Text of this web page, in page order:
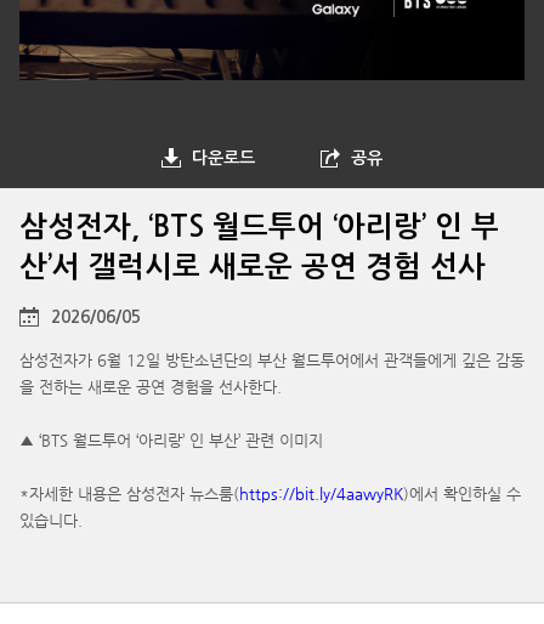
다운로드 공유
삼성전자, ‘BTS 월드투어 ‘아리랑’ 인 부
산’서 갤럭시로 새로운 공연 경험 선사
2026/06/05
삼성전자가 6월 12일 방탄소년단의 부산 월드투어에서 관객들에게 깊은 감동
을 전하는 새로운 공연 경험을 선사한다.
▲ ‘BTS 월드투어 ‘아리랑’ 인 부산’ 관련 이미지
*자세한 내용은 삼성전자 뉴스룸(https://bit.ly/4aawyRK)에서 확인하실 수
있습니다.